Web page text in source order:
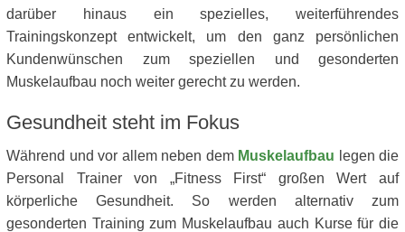
darüber hinaus ein spezielles, weiterführendes
Trainingskonzept entwickelt, um den ganz persönlichen
Kundenwünschen zum speziellen und gesonderten
Muskelaufbau noch weiter gerecht zu werden.
Gesundheit steht im Fokus
Während und vor allem neben dem Muskelaufbau legen die
Personal Trainer von „Fitness First“ großen Wert auf
körperliche Gesundheit. So werden alternativ zum
gesonderten Training zum Muskelaufbau auch Kurse für die